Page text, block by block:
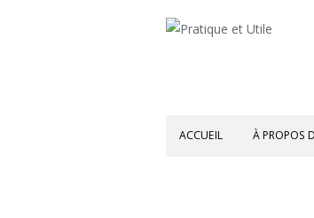
ACCUEIL À PROPOS